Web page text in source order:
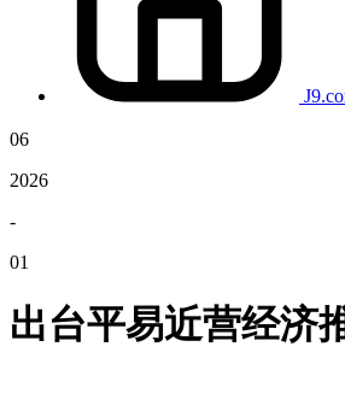
06
2026
-
01
出台平易近营经济